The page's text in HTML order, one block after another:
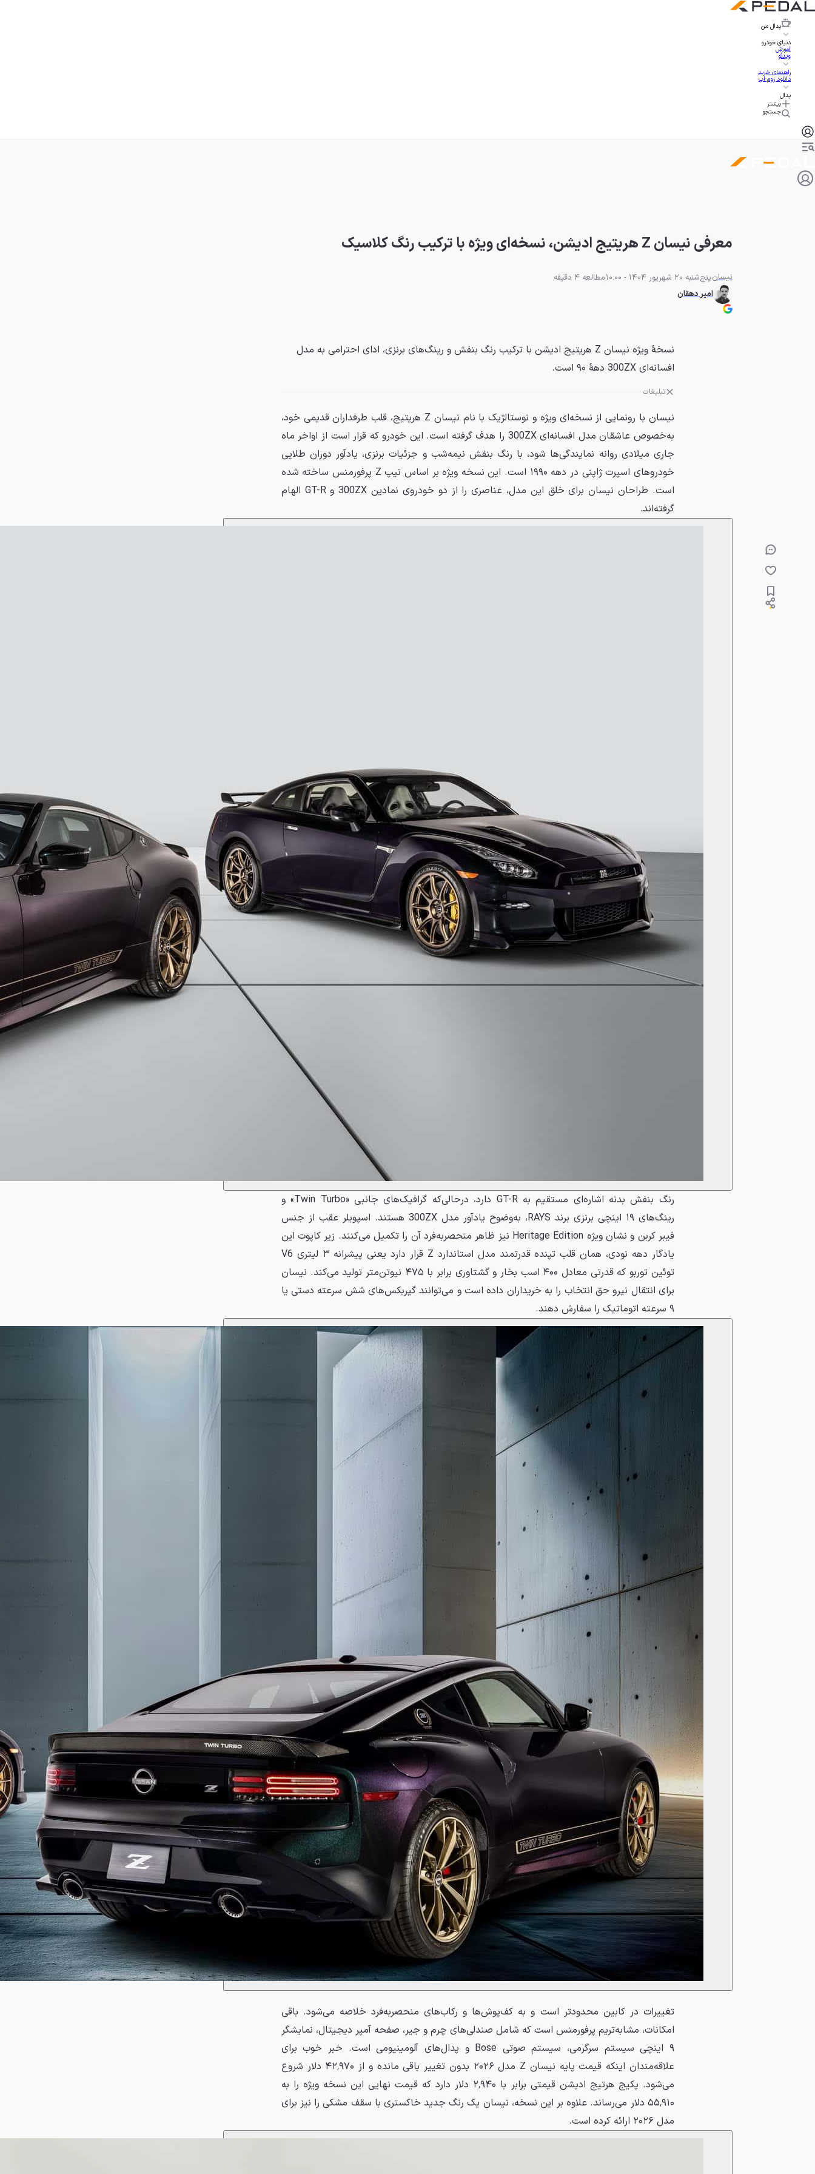
پدال من
دنیای خودرو
آموزش
ویدئو
راهنمای خرید
دانلود زوم اپ
پدال
بیشتر
جستجو
معرفی نیسان Z هریتیج ادیشن، نسخه‌ای ویژه با ترکیب رنگ کلاسیک
نیسانپنج‌شنبه 20 شهریور 1404 - 10:00
مطالعه 4 دقیقه
امیر دهقان
نسخهٔ ویژه نیسان Z هریتیج ادیشن با ترکیب رنگ بنفش و رینگ‌های برنزی، ادای احترامی به مدل
افسانه‌ای 300ZX دههٔ ۹۰ است.
تبلیغات
نیسان با رونمایی از نسخه‌ای ویژه و نوستالژیک با نام نیسان Z هریتیج، قلب طرفداران قدیمی خود،
به‌خصوص عاشقان مدل افسانه‌ای 300ZX را هدف گرفته است. این خودرو که قرار است از اواخر ماه
جاری میلادی روانه نمایندگی‌ها شود، با رنگ بنفش نیمه‌شب و جزئیات برنزی، یادآور دوران طلایی
خودروهای اسپرت ژاپنی در دهه ۱۹۹۰ است. این نسخه ویژه بر اساس تیپ Z پرفورمنس ساخته شده
است. طراحان نیسان برای خلق این مدل، عناصری را از دو خودروی نمادین 300ZX و GT-R الهام
گرفته‌اند.
رنگ بنفش بدنه اشاره‌ای مستقیم به GT-R دارد، درحالی‌که گرافیک‌های جانبی «Twin Turbo» و
رینگ‌های ۱۹ اینچی برنزی برند RAYS، به‌وضوح یادآور مدل 300ZX هستند. اسپویلر عقب از جنس
فیبر کربن و نشان ویژه Heritage Edition نیز ظاهر منحصربه‌فرد آن را تکمیل می‌کنند. زیر کاپوت این
یادگار دهه نودی، همان قلب تپنده قدرتمند مدل استاندارد Z قرار دارد یعنی پیشرانه ۳ لیتری V6
توئین توربو که قدرتی معادل ۴۰۰ اسب بخار و گشتاوری برابر با ۴۷۵ نیوتن‌متر تولید می‌کند. نیسان
برای انتقال نیرو حق انتخاب را به خریداران داده است و می‌توانند گیربکس‌های شش سرعته دستی یا
۹ سرعته اتوماتیک را سفارش دهند.
تغییرات در کابین محدودتر است و به کف‌پوش‌ها و رکاب‌های منحصربه‌فرد خلاصه می‌شود. باقی
امکانات، مشابه‌تریم پرفورمنس است که شامل صندلی‌های چرم و جیر، صفحه آمپر دیجیتال، نمایشگر
۹ اینچی سیستم سرگرمی، سیستم صوتی Bose و پدال‌های آلومینیومی است. خبر خوب برای
علاقه‌مندان اینکه قیمت پایه نیسان Z مدل ۲۰۲۶ بدون تغییر باقی مانده و از ۴۲٬۹۷۰ دلار شروع
می‌شود. پکیج هرتیج ادیشن قیمتی برابر با ۲٬۹۴۰ دلار دارد که قیمت نهایی این نسخه ویژه را به
۵۵٬۹۱۰ دلار می‌رساند. علاوه بر این نسخه، نیسان یک رنگ جدید خاکستری با سقف مشکی را نیز برای
مدل ۲۰۲۶ ارائه کرده است.